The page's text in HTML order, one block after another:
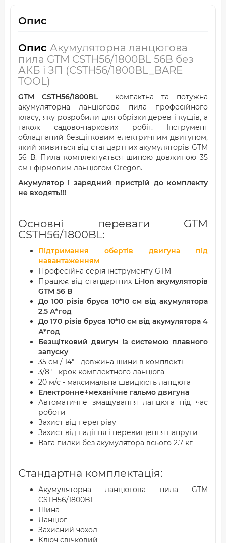
Опис
Опис Акумуляторна ланцюгова
пила GTM CSTH56/1800BL 56В без
АКБ і ЗП (CSTH56/1800BL_BARE
TOOL)
GTM CSTH56/1800BL
- компактна та потужна
акумуляторна ланцюгова пила професійного
класу, яку розробили для обрізки дерев і кущів, а
також садово-паркових робіт. Інструмент
обладнаний безщітковим електричним двигуном,
який живиться від стандартних акумуляторів GTM
56 В. Пила комплектується шиною довжиною 35
см і фірмовим ланцюгом Oregon.
Акумулятор і зарядний пристрій до комплекту
не входять!!!
Основні переваги GTM
CSTH56/1800BL:
Підтримання обертів двигуна під
навантаженням
Професійна серія інструменту GTM
Працює від стандартних Li-Ion акумуляторів
GTM 56 В
До 100 різів бруса 10*10 см від акумулятора
2.5 А*год
До 170 різів бруса 10*10 см від акумулятора 4
А*год
Безщітковий двигун із системою плавного
запуску
35 см / 14" - довжина шини в комплекті
3/8" - крок комплектного ланцюга
20 м/с - максимальна швидкість ланцюга
Електронне+механічне гальмо двигуна
Автоматичне змащування ланцюга під час
роботи
Захист від перегріву
Захист від падіння і перевищення напруги
Вага пилки без акумулятора всього 2.7 кг
Стандартна комплектація:
Акумуляторна ланцюгова пила GTM
CSTH56/1800BL
Шина
Ланцюг
Захисний чохол
Ключ свічковий